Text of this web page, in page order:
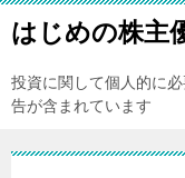
はじめの株主
投資に関して個人的に
告が含まれています